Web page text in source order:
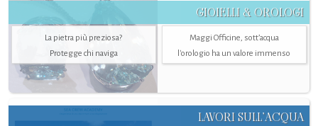
GIOIELLI & OROLOGI
La pietra più preziosa?
Protegge chi naviga
Maggi Officine, sott’acqua
l'orologio ha un valore immenso
LAVORI SULL’ACQUA